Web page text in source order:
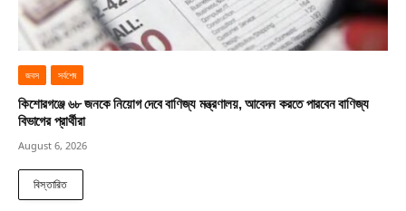
জবস সর্বশেষ
কিশোরগঞ্জে ৬৮ জনকে নিয়োগ দেবে বাণিজ্য মন্ত্রণালয়, আবেদন করতে পারবেন বাণিজ্য
বিভাগের প্রার্থীরা
August 6, 2026
বিস্তারিত